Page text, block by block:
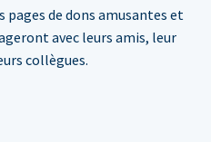
de dons amusantes et
avec leurs amis, leur
collègues.